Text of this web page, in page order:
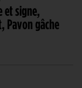
et signe,
Pavon gâche